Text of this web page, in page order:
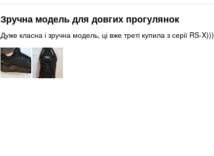
Зручна модель для довгих прогулянок
Дуже класна і зручна модель, ці вже треті купила з серії RS-X)))